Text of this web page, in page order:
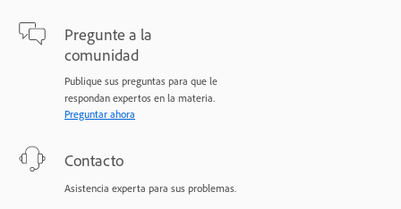
Pregunte a la
comunidad
Publique sus preguntas para que le
respondan expertos en la materia.
Preguntar ahora
Contacto
Asistencia experta para sus problemas.